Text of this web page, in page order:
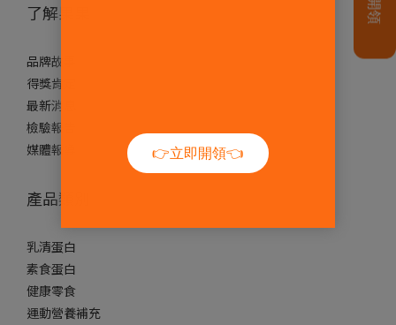
了解果果
品牌故事
得獎肯定
最新消息
檢驗報告
媒體報導
產品類別
乳清蛋白
素食蛋白
健康零食
運動營養補充